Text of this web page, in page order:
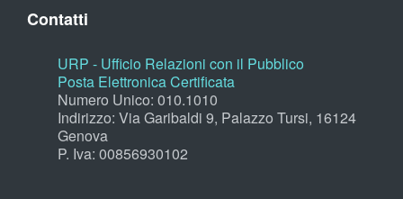
Contatti
URP - Ufficio Relazioni con il Pubblico
Posta Elettronica Certificata
Numero Unico: 010.1010
Indirizzo: Via Garibaldi 9, Palazzo Tursi, 16124
Genova
P. Iva: 00856930102